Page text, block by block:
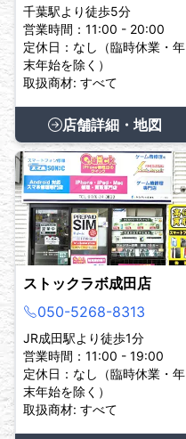
千葉駅より徒歩5分
営業時間：11:00 - 20:00
定休日：なし（臨時休業・年
末年始を除く）
取扱商材: すべて
店舗詳細・地図
ストックラボ成田店
050-5268-8313
JR成田駅より徒歩1分
営業時間：11:00 - 19:00
定休日：なし（臨時休業・年
末年始を除く）
取扱商材: すべて